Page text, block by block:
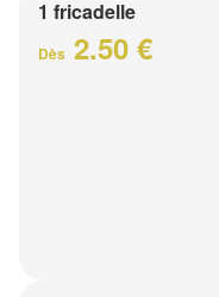
1 fricadelle
Dès 2.50 €